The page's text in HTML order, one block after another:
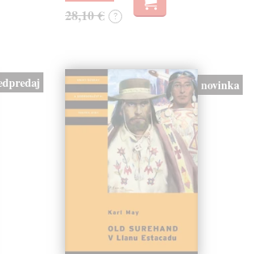
28,10 € ?
novinka